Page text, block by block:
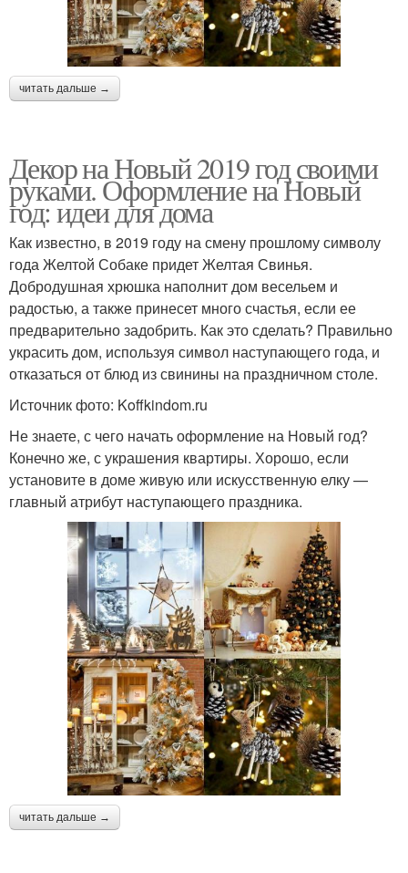
читать дальше →
Декор на Новый 2019 год своими
руками. Оформление на Новый
год: идеи для дома
Как известно, в 2019 году на смену прошлому символу
года Желтой Собаке придет Желтая Свинья.
Добродушная хрюшка наполнит дом весельем и
радостью, а также принесет много счастья, если ее
предварительно задобрить. Как это сделать? Правильно
украсить дом, используя символ наступающего года, и
отказаться от блюд из свинины на праздничном столе.
Источник фото: Koffkindom.ru
Не знаете, с чего начать оформление на Новый год?
Конечно же, с украшения квартиры. Хорошо, если
установите в доме живую или искусственную елку —
главный атрибут наступающего праздника.
читать дальше →